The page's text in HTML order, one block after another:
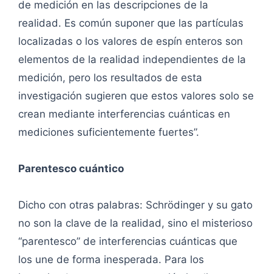
de medición en las descripciones de la
realidad. Es común suponer que las partículas
localizadas o los valores de espín enteros son
elementos de la realidad independientes de la
medición, pero los resultados de esta
investigación sugieren que estos valores solo se
crean mediante interferencias cuánticas en
mediciones suficientemente fuertes”.
Parentesco cuántico
Dicho con otras palabras: Schrödinger y su gato
no son la clave de la realidad, sino el misterioso
“parentesco” de interferencias cuánticas que
los une de forma inesperada. Para los